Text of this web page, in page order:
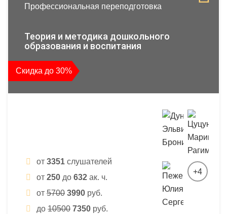
Профессиональная переподготовка
Теория и методика дошкольного
образования и воспитания
Скидка до 30%
от 3351 слушателей
от 250 до 632 ак. ч.
от 5700 3990 руб.
до 10500 7350 руб.
+4